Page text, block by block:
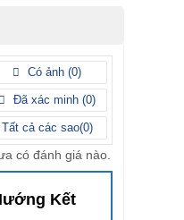
Có ảnh (0)
Đã xác minh (0)
Tất cả các sao(0)
có đánh giá nào.
Kết